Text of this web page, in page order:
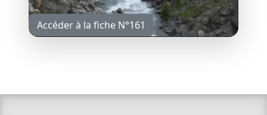
Accéder à la fiche N°161